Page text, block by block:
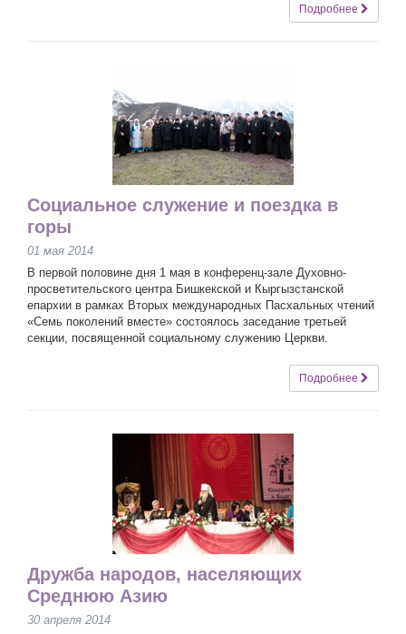
Подробнее
Социальное служение и поездка в
горы
01 мая 2014
В первой половине дня 1 мая в конференц-зале Духовно-
просветительского центра Бишкекской и Кыргызстанской
епархии в рамках Вторых международных Пасхальных чтений
«Семь поколений вместе» состоялось заседание третьей
секции, посвященной социальному служению Церкви.
Подробнее
Дружба народов, населяющих
Среднюю Азию
30 апреля 2014